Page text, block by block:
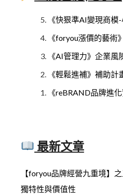
《快狠準AI變現商模-
《foryou漲價的藝術》
《AI管理力》企業風
《輕鬆進補》補助
《reBRAND品牌進化
最新文章
【foryou品牌經營九重境】
獨特性與價值性